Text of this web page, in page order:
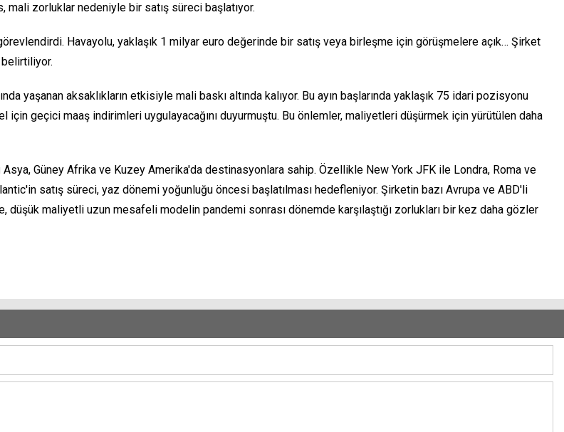
zorluklar nedeniyle bir satış süreci başlatıyor.
Havayolu, yaklaşık 1 milyar euro değerinde bir satış veya birleşme için görüşmelere açık… Şirket
yaşanan aksaklıkların etkisiyle mali baskı altında kalıyor. Bu ayın başlarında yaklaşık 75 idari pozisyonu
için geçici maaş indirimleri uygulayacağını duyurmuştu. Bu önlemler, maliyetleri düşürmek için yürütülen daha
Güney Afrika ve Kuzey Amerika'da destinasyonlara sahip. Özellikle New York JFK ile Londra, Roma ve
satış süreci, yaz dönemi yoğunluğu öncesi başlatılması hedefleniyor. Şirketin bazı Avrupa ve ABD'li
maliyetli uzun mesafeli modelin pandemi sonrası dönemde karşılaştığı zorlukları bir kez daha gözler